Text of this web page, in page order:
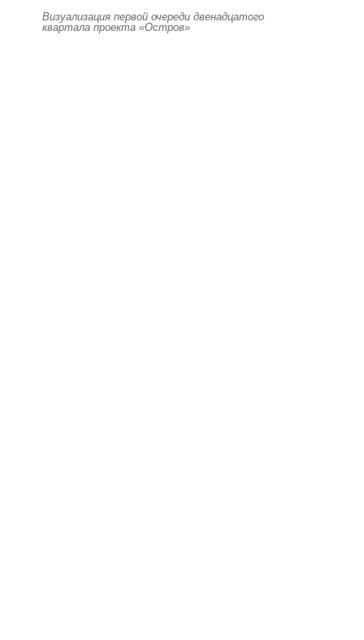
Визуализация первой очереди двенадцатого
квартала проекта «Остров»